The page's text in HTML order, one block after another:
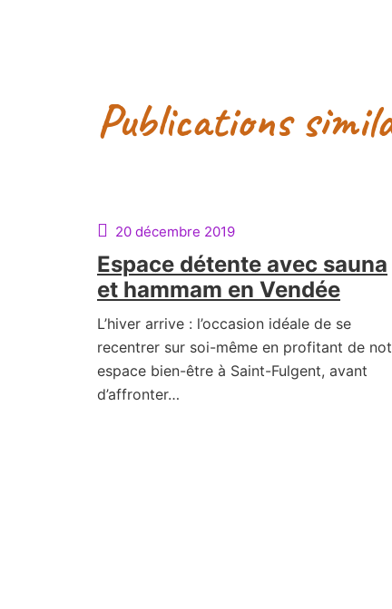
Publications
20 décembre 2019
Espace détente avec sauna
et hammam en Vendée
L’hiver arrive : l’occasion idéale de se
recentrer sur soi-même en profitant de
espace bien-être à Saint-Fulgent, avant
d’affronter…